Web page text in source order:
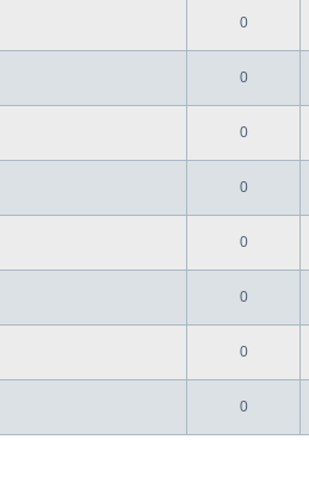
0
0
0
0
0
0
0
0